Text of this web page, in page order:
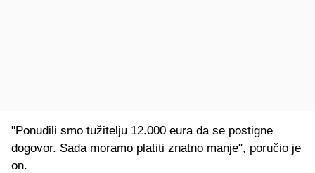
"Ponudili smo tužitelju 12.000 eura da se postigne
dogovor. Sada moramo platiti znatno manje", poručio je
on.